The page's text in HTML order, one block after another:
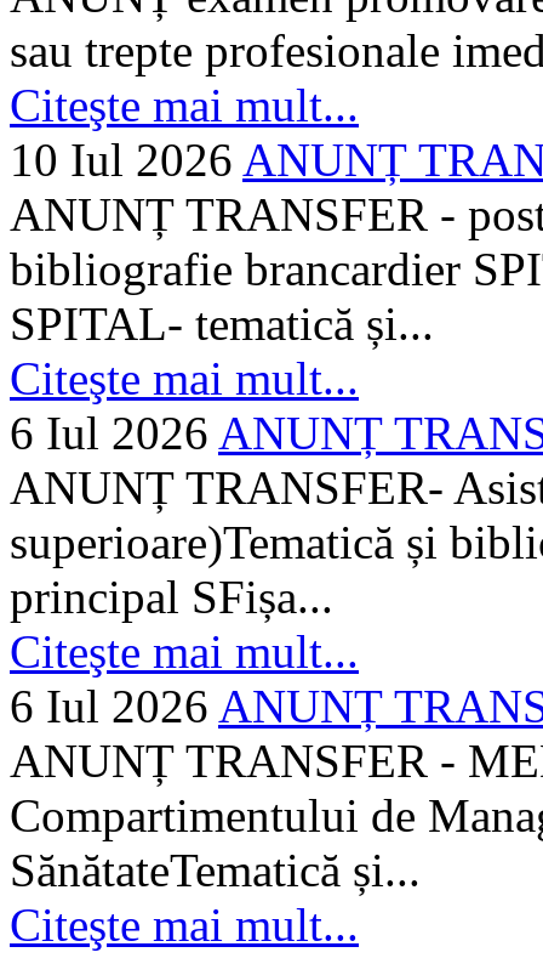
sau trepte profesionale
Citeşte mai mult...
10 Iul 2026 ANUNȚ
ANUNȚ TRANSFER -
bibliografie brancardier
SPITAL- tematică și...
Citeşte mai mult...
6 Iul 2026 ANUNȚ
ANUNȚ TRANSFER-
superioare)Tematică și
principal SFișa...
Citeşte mai mult...
6 Iul 2026 ANUNȚ
ANUNȚ TRANSFER -
Compartimentului de
SănătateTematică și...
Citeşte mai mult...